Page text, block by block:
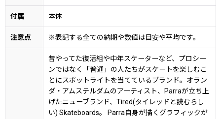
付属 本体
注意点 ※表記する全ての納期や数値は目安や平均です。
昔やってた復活組や中年スケーターなど、プロシー
ンではなく「普通」の人たちがスケートを楽しむこ
とにスポットライトを当てているブランド。オラン
ダ・アムステルダムのアーティスト、Parraが立ち上
げたニューブランド、Tired(タイレッドと読むらし
い) Skateboards。 Parra自身が描くグラフィックが